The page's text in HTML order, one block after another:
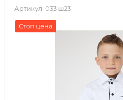
Артикул: 033 ш23
Стоп цена